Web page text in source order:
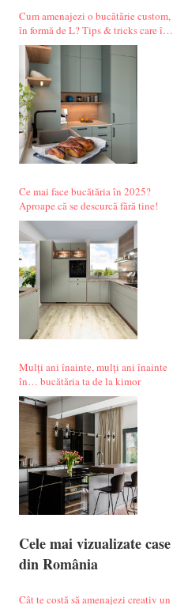
Cum amenajezi o bucătărie custom,
în formă de L? Tips & tricks care îți
fac alegerile mai simple.
Ce mai face bucătăria în 2025?
Aproape că se descurcă fără tine!
Mulți ani înainte, mulți ani înainte
în… bucătăria ta de la kimor
Cele mai vizualizate case
din România
Cât te costă să amenajezi creativ un